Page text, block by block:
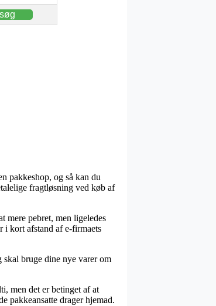
pakkeshop, og så kan du
fragtløsning ved køb af
mere pebret, men ligeledes
i kort afstand af e-firmaets
bruge dine nye varer om
men det er betinget af at
pakkeansatte drager hjemad.